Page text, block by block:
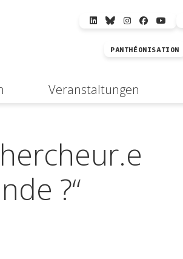
PANTHÉONISATION
Veranstaltungen
?“